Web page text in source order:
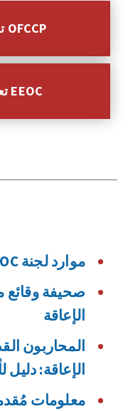
تعرّف على المزيد عن OFCCP
تعرّف على المزيد عن EEOC
موارد لجنة EEOC المتعلقة بالإعاقة
الإعاقة
المحاربون
الإعاقة: